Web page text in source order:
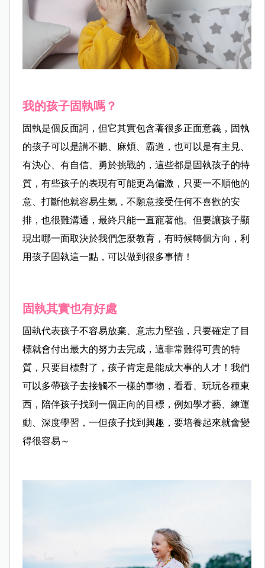
我的孩子固執嗎？
固執是個反面詞，但它其實包含著很多正面意義，固執
的孩子可以是講不聽、麻煩、霸道，也可以是有主見、
有決心、有自信、勇於挑戰的，這些都是固執孩子的特
質，有些孩子的表現有可能更為偏激，只要一不順他的
意、打斷他就容易生氣，不願意接受任何不喜歡的安
排，也很難溝通，最終只能一直寵著他。但要讓孩子顯
現出哪一面取決於我們怎麼教育，有時候轉個方向，利
用孩子固執這一點，可以做到很多事情！
固執其實也有好處
固執代表孩子不容易放棄、意志力堅強，只要確定了目
標就會付出最大的努力去完成，這非常難得可貴的特
質，只要目標對了，孩子肯定是能成大事的人才！我們
可以多帶孩子去接觸不一樣的事物，看看、玩玩各種東
西，陪伴孩子找到一個正向的目標，例如學才藝、練運
動、深度學習，一但孩子找到興趣，要培養起來就會變
得很容易～